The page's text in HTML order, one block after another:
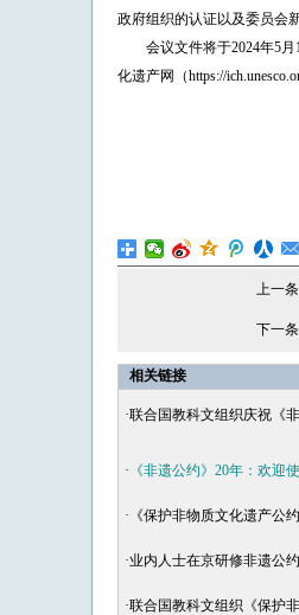
政府组织的认证以及委员会
会议文件将于2024年5月
化遗产网（https://
上一条
下一条
相关链接
·联合国教科文组织庆祝《
· 《非遗公约》20年：欢迎
· 《保护非物质文化遗产公
·业内人士在京研修非遗公
·联合国教科文组织《保护